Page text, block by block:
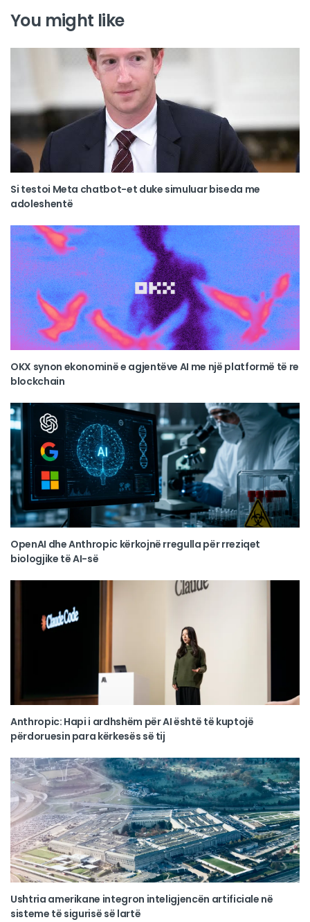
You might like
Si testoi Meta chatbot-et duke simuluar biseda me
adoleshentë
OKX synon ekonominë e agjentëve AI me një platformë të re
blockchain
OpenAI dhe Anthropic kërkojnë rregulla për rreziqet
biologjike të AI-së
Anthropic: Hapi i ardhshëm për AI është të kuptojë
përdoruesin para kërkesës së tij
Ushtria amerikane integron inteligjencën artificiale në
sisteme të sigurisë së lartë